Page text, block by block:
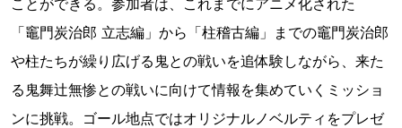
「竈門炭治郎 立志編」から「柱稽古編」までの竈門炭治郎
や柱たちが繰り広げる鬼との戦いを追体験しながら、来た
る鬼舞辻󠄀無惨との戦いに向けて情報を集めていくミッショ
ンに挑戦。ゴール地点ではオリジナルノベルティをプレゼ